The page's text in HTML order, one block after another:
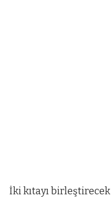
İki kıtayı